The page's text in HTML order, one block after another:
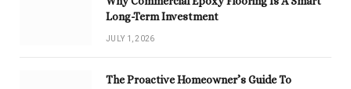
Long-Term Investment
JULY 1, 2026
The Proactive Homeowner’s Guide To